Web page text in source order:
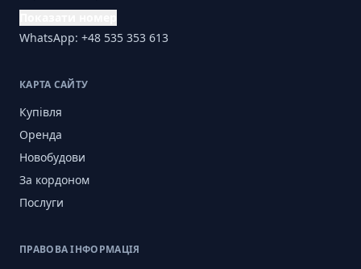
WhatsApp: +48 535 353 613
КАРТА САЙТУ
Купівля
Оренда
Новобудови
За кордоном
Послуги
ПРАВОВА ІНФОРМАЦІЯ